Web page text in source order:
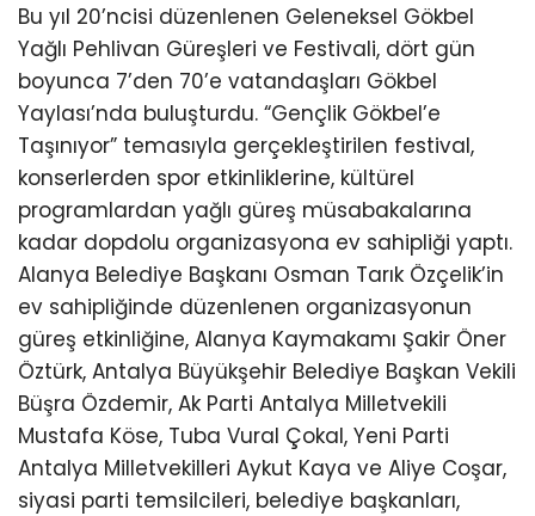
Bu yıl 20’ncisi düzenlenen Geleneksel Gökbel
Yağlı Pehlivan Güreşleri ve Festivali, dört gün
boyunca 7’den 70’e vatandaşları Gökbel
Yaylası’nda buluşturdu. “Gençlik Gökbel’e
Taşınıyor” temasıyla gerçekleştirilen festival,
konserlerden spor etkinliklerine, kültürel
programlardan yağlı güreş müsabakalarına
kadar dopdolu organizasyona ev sahipliği yaptı.
Alanya Belediye Başkanı Osman Tarık Özçelik’in
ev sahipliğinde düzenlenen organizasyonun
güreş etkinliğine, Alanya Kaymakamı Şakir Öner
Öztürk, Antalya Büyükşehir Belediye Başkan Vekili
Büşra Özdemir, Ak Parti Antalya Milletvekili
Mustafa Köse, Tuba Vural Çokal, Yeni Parti
Antalya Milletvekilleri Aykut Kaya ve Aliye Coşar,
siyasi parti temsilcileri, belediye başkanları,